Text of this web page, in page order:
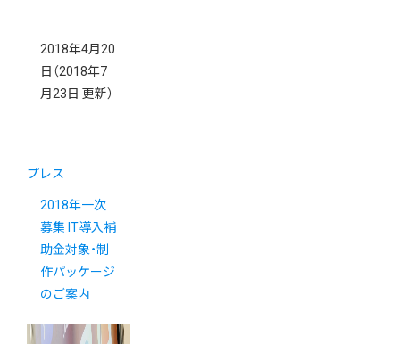
2018年4月20
日 （2018年7
月23日 更新）
プレス
2018年一次
募集 IT導入補
助金対象・制
作パッケージ
のご案内